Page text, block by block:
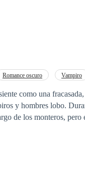
Romance oscuro Vampiro
como una
y hombres lobo.
de los monteros, pero
Viviana decide escapar
qué ser